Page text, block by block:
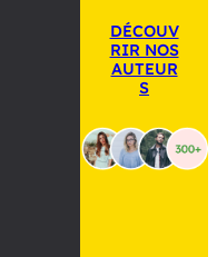
DÉCOUV
RIR NOS
AUTEUR
S